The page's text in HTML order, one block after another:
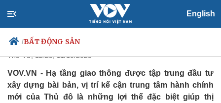
English
/BẤT ĐỘNG SẢN
Chính trị
Xã hội
Bất động sản phía Tây Hà Nội
tiếp tục bùng nổ
Thứ Tư, 12:25, 11/10/2023
VOV.VN - Hạ tầng giao thông được tập trung đầu tư
xây dựng bài bản, vị trí kế cận trung tâm hành chính
mới của Thủ đô là những lợi thế đặc biệt giúp thị